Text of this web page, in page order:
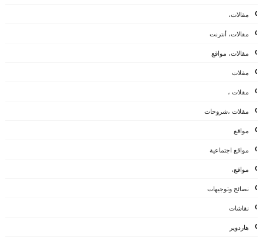
مقالات،
مقالات، أنترنت
مقالات، مواقع
مقلات
مقلات ،
مقلات ،شروحات
مواقع
مواقع اجتماعية
مواقع،
نصائح وتوجيهات
نقاشات
هاردوير